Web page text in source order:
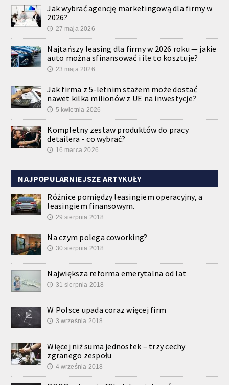
Jak wybrać agencję marketingową dla firmy w
2026?
🕔 27 maja 2026
Najtańszy leasing dla firmy w 2026 roku — jakie
auto można sfinansować i ile to kosztuje?
🕔 23 maja 2026
Jak firma z 5-letnim stażem może dostać
nawet kilka milionów z UE na inwestycje?
🕔 5 kwietnia 2026
Kompletny zestaw produktów do pracy
detailera - co wybrać?
🕔 16 marca 2026
NAJPOPULARNIEJSZE ARTYKUŁY
Różnice pomiędzy leasingiem operacyjny, a
leasingiem finansowym.
🕔 29 sierpnia 2018
Na czym polega coworking?
🕔 30 sierpnia 2018
Największa reforma emerytalna od lat
🕔 31 sierpnia 2018
W Polsce upada coraz więcej firm
🕔 3 września 2018
Więcej niż suma jednostek – trzy cechy
zgranego zespołu
🕔 4 września 2018